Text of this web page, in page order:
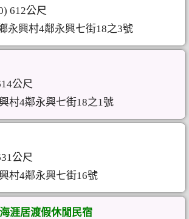
612公尺
永興村4鄰永興七街18之3號
公尺
村4鄰永興七街18之1號
公尺
村4鄰永興七街16號
涯居渡假休閒民宿